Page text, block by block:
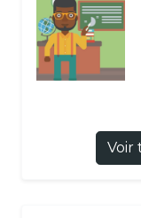
Voir